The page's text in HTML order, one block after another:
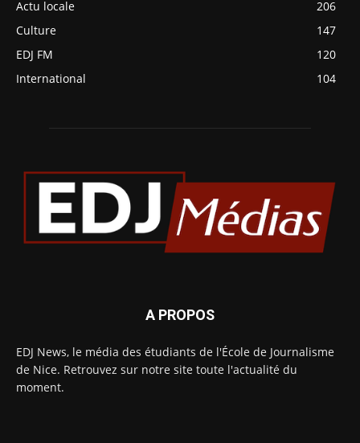
Actu locale
206
Culture
147
EDJ FM
120
International
104
A PROPOS
EDJ News, le média des étudiants de l'École de Journalisme
de Nice. Retrouvez sur notre site toute l'actualité du
moment.